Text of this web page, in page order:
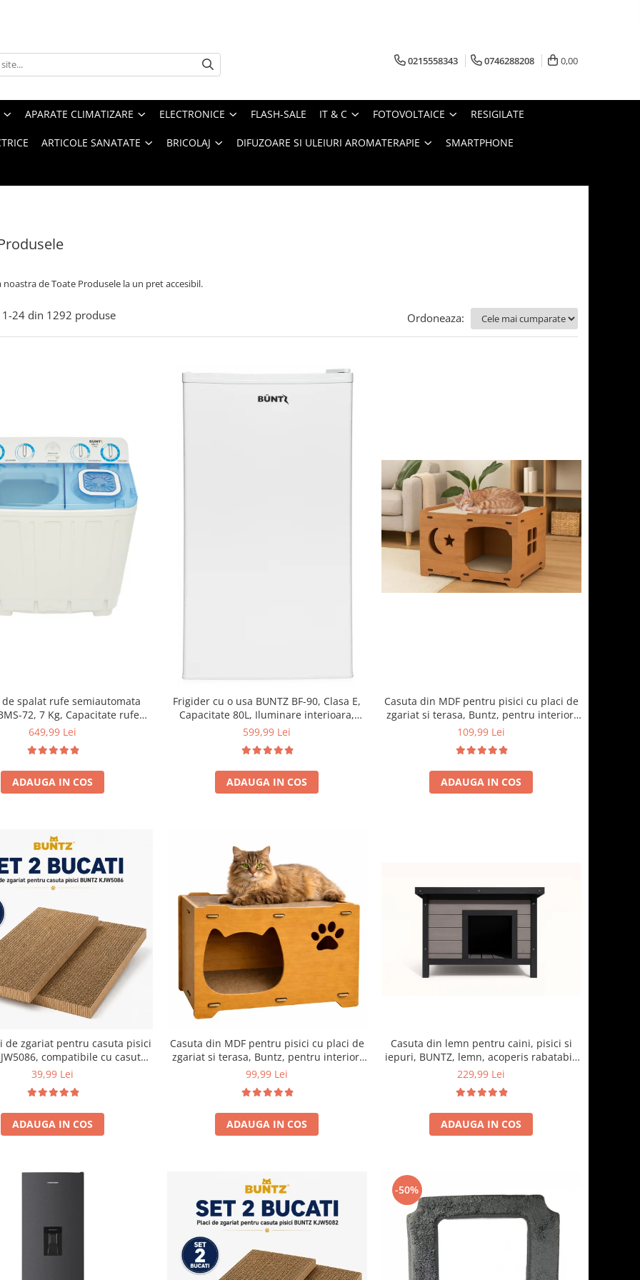
0215558343 0746288208 0,00
APARATE CLIMATIZARE ELECTRONICE FLASH-SALE IT & C FOTOVOLTAICE RESIGILATE
ARTICOLE SANATATE BRICOLAJ DIFUZOARE SI ULEIURI AROMATERAPIE SMARTPHONE
noastra deToate Produsele la un pret accesibil.
1-24 din 1292 produse Ordoneaza:
de spalat rufe semiautomata
72, 7 Kg, Capacitate rufe
5Kg, 330 W, Alb/Albastru
649,99 Lei
ADAUGA IN COS
Frigider cu o usa BUNTZ BF-90, Clasa E,
Capacitate 80L, Iluminare interioara,
Compartiment gheata, H 83 cm, Alb
599,99 Lei
ADAUGA IN COS
Casuta din MDF pentru pisici cu placi de
zgariat si terasa, Buntz, pentru interior,
59x28.5x35cm, Maro
109,99 Lei
ADAUGA IN COS
de zgariat pentru casuta pisici
compatibile cu casuta
59 x 28.5 x 35 cm
39,99 Lei
ADAUGA IN COS
Casuta din MDF pentru pisici cu placi de
zgariat si terasa, Buntz, pentru interior,
44x28.5x30.5cm, Maro
99,99 Lei
ADAUGA IN COS
Casuta din lemn pentru caini, pisici si
iepuri, BUNTZ, lemn, acoperis rabatabil,
bitumant, impermeabil, perdea
cm, Gri
229,99 Lei
ADAUGA IN COS
-50%